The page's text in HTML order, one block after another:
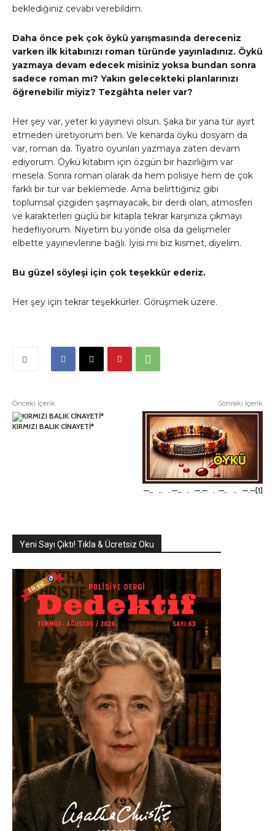
beklediğiniz cevabı verebildim.
Daha önce pek çok öykü yarışmasında dereceniz
varken ilk kitabınızı roman türünde yayınladınız. Öykü
yazmaya devam edecek misiniz yoksa bundan sonra
sadece roman mı? Yakın gelecekteki planlarınızı
öğrenebilir miyiz? Tezgâhta neler var?
Her şey var, yeter ki yayınevi olsun. Şaka bir yana tür ayırt
etmeden üretiyorum ben. Ve kenarda öykü dosyam da
var, roman da. Tiyatro oyunları yazmaya zaten devam
ediyorum. Öykü kitabım için özgün bir hazırlığım var
mesela. Sonra roman olarak da hem polisiye hem de çok
farklı bir tür var beklemede. Ama belirttiğiniz gibi
toplumsal çizgiden şaşmayacak, bir derdi olan, atmosferi
ve karakterleri güçlü bir kitapla tekrar karşınıza çıkmayı
hedefliyorum. Niyetim bu yönde olsa da gelişmeler
elbette yayınevlerine bağlı. İyisi mi biz kısmet, diyelim.
Bu güzel söyleşi için çok teşekkür ederiz.
Her şey için tekrar teşekkürler. Görüşmek üzere.
Önceki İçerik
KIRMIZI BALIK CİNAYETİ*
Sonraki İçerik
—… .. . —… . —.— . —.. .. —.—[1]
Yeni Sayı Çıktı! Tıkla & Ücretsiz Oku